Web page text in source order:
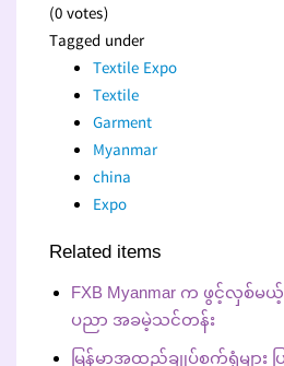
(0 votes)
Tagged under
Textile Expo
Textile
Garment
Myanmar
china
Expo
Related items
FXB Myanmar က ဖွင့်လှစ်မ
ပညာ အခမဲ့သင်တန်း
မြန်မာ့အထည်ချုပ်စက်ရုံများ